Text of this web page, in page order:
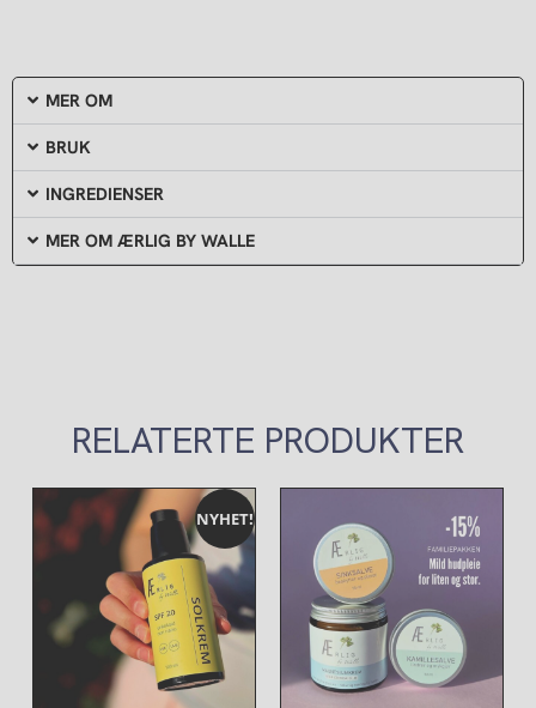
MER OM
BRUK
INGREDIENSER
MER OM ÆRLIG BY WALLE
RELATERTE PRODUKTER
NYHET!
Prisområde:
kr 430,00
til
kr 550,00
Dette
produktet
har
varianter.
Alternativene
kr 1.175,00.
pris
er:
kr